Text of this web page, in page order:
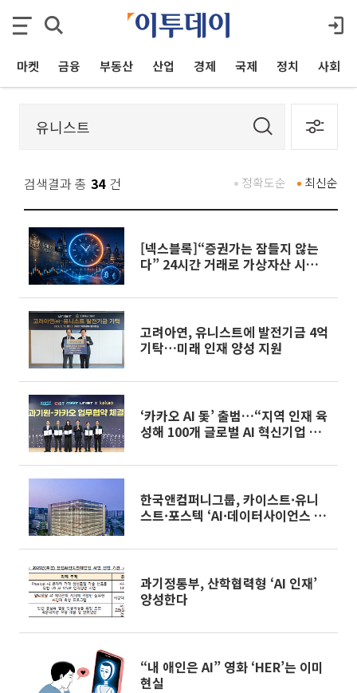
마켓 금융 부동산 산업 경제 국제 정치 사회
검색결과 총 34 건 최신순
정확도순
[넥스블록]“증권가는 잠들지 않는
다” 24시간 거래로 가상자산 시장
고려아연, 유니스트에 발전기금 4억
기탁…미래 인재 양성 지원
‘카카오 AI 돛’ 출범…“지역 인재 육
성해 100개 글로벌 AI 혁신기업 키
한국앤컴퍼니그룹, 카이스트·유니
스트·포스텍 ‘AI·데이터사이언스 경
과기정통부, 산학협력형 ‘AI 인재’
양성한다
“내 애인은 AI” 영화 ‘HER’는 이미
현실